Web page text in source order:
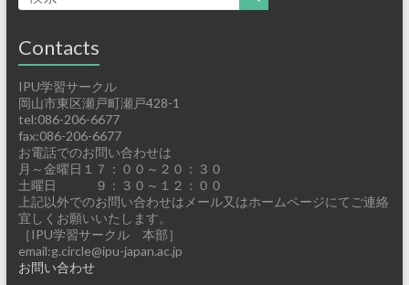
Contacts
IPU学習サークル
岡山市東区瀬戸町瀬戸428-1
tel:086-206-6677
fax:086-206-6677
お電話でのお問い合わせは
月～金曜日１７：００～２０：３０
土曜日 ９：３０～１２：００
上記以外でのお問い合わせはメール又はホームページにてご連絡
宜しくお願いいたします。
［IPU学習サークル 本部］
email:g.circle@ipu-japan.ac.jp
お問い合わせ